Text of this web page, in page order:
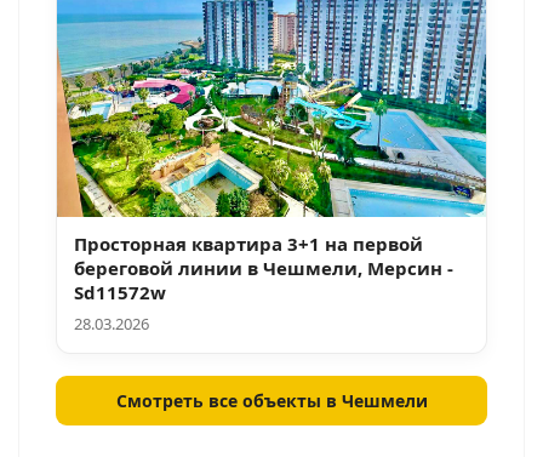
Просторная квартира 3+1 на первой
береговой линии в Чешмели, Мерсин -
Sd11572w
28.03.2026
Смотреть все объекты в Чешмели